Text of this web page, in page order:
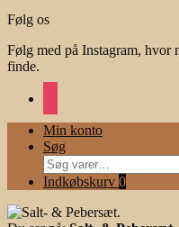
Følg os
Følg med på Instagram, hvor
finde.
Min konto
Søg
Søg
efter:
Indkøbskurv 0